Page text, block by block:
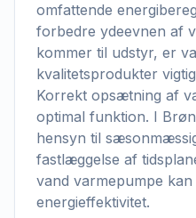
omfattende
forbedre ydeevnen af
kommer til udstyr, er
kvalitetsprodukter
Korrekt opsætning af
optimal funktion. I
hensyn til
fastlæggelse af
vand varmepumpe
energieffektivitet.